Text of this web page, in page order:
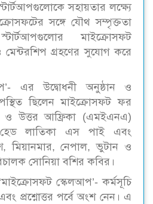
সহায়তার লক্ষ্যে
সঙ্গে যৌথ সম্পৃক্ততা
মাইক্রোসফট
গ্রহণের সুযোগ করে
এর উদ্বোধনী অনুষ্ঠান ও
ছিলেন মাইক্রোসফট ফর
ও উত্তর আফ্রিকা (এমইএনএ)
হেড লাতিকা এস পাই এবং
মিয়ানমার, নেপাল, ভুটান ও
সোনিয়া বশির কবির।
স্কেলআপ’- কর্মসূচি
প্রশ্নোত্তর পর্বে অংশ নেন। এ